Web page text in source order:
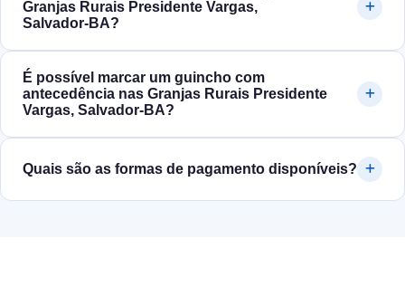
Granjas Rurais Presidente Vargas,
Salvador‑BA?
É possível marcar um guincho com
antecedência nas Granjas Rurais Presidente
Vargas, Salvador‑BA?
Quais são as formas de pagamento disponíveis?